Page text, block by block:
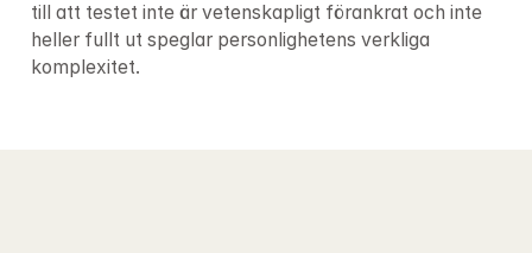
till att testet inte är vetenskapligt förankrat och inte
heller fullt ut speglar personlighetens verkliga
komplexitet.